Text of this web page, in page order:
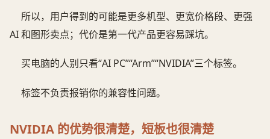
所以，用户得到的可能是更多机型、更宽价格段、更强
AI 和图形卖点；代价是第一代产品更容易踩坑。
买电脑的人别只看“AI PC”“Arm”“NVIDIA”三个标签。
标签不负责报销你的兼容性问题。
NVIDIA 的优势很清楚，短板也很清楚